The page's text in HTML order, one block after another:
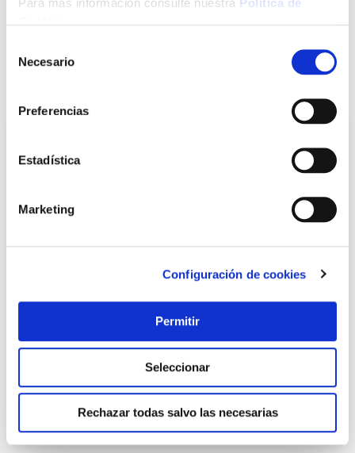
Necesario
Preferencias
Estadística
Marketing
Configuración de cookies
Permitir
Seleccionar
Rechazar todas salvo las necesarias
38,85 €
Añadir al carrito